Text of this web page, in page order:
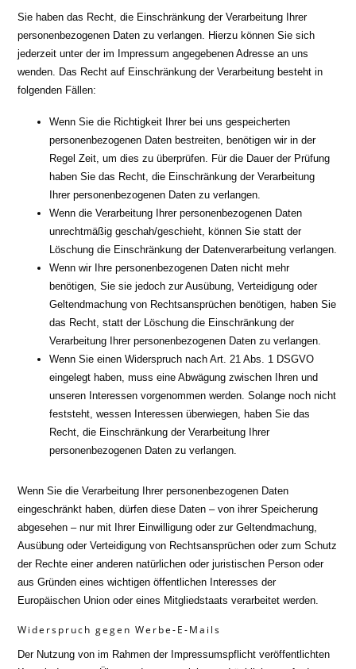
Sie haben das Recht, die Einschränkung der Verarbeitung Ihrer
personenbezogenen Daten zu verlangen. Hierzu können Sie sich
jederzeit unter der im Impressum angegebenen Adresse an uns
wenden. Das Recht auf Einschränkung der Verarbeitung besteht in
folgenden Fällen:
Wenn Sie die Richtigkeit Ihrer bei uns gespeicherten
personenbezogenen Daten bestreiten, benötigen wir in der
Regel Zeit, um dies zu überprüfen. Für die Dauer der Prüfung
haben Sie das Recht, die Einschränkung der Verarbeitung
Ihrer personenbezogenen Daten zu verlangen.
Wenn die Verarbeitung Ihrer personenbezogenen Daten
unrechtmäßig geschah/geschieht, können Sie statt der
Löschung die Einschränkung der Datenverarbeitung verlangen.
Wenn wir Ihre personenbezogenen Daten nicht mehr
benötigen, Sie sie jedoch zur Ausübung, Verteidigung oder
Geltendmachung von Rechtsansprüchen benötigen, haben Sie
das Recht, statt der Löschung die Einschränkung der
Verarbeitung Ihrer personenbezogenen Daten zu verlangen.
Wenn Sie einen Widerspruch nach Art. 21 Abs. 1 DSGVO
eingelegt haben, muss eine Abwägung zwischen Ihren und
unseren Interessen vorgenommen werden. Solange noch nicht
feststeht, wessen Interessen überwiegen, haben Sie das
Recht, die Einschränkung der Verarbeitung Ihrer
personenbezogenen Daten zu verlangen.
Wenn Sie die Verarbeitung Ihrer personenbezogenen Daten
eingeschränkt haben, dürfen diese Daten – von ihrer Speicherung
abgesehen – nur mit Ihrer Einwilligung oder zur Geltendmachung,
Ausübung oder Verteidigung von Rechtsansprüchen oder zum Schutz
der Rechte einer anderen natürlichen oder juristischen Person oder
aus Gründen eines wichtigen öffentlichen Interesses der
Europäischen Union oder eines Mitgliedstaats verarbeitet werden.
Widerspruch gegen Werbe-E-Mails
Der Nutzung von im Rahmen der Impressumspflicht veröffentlichten